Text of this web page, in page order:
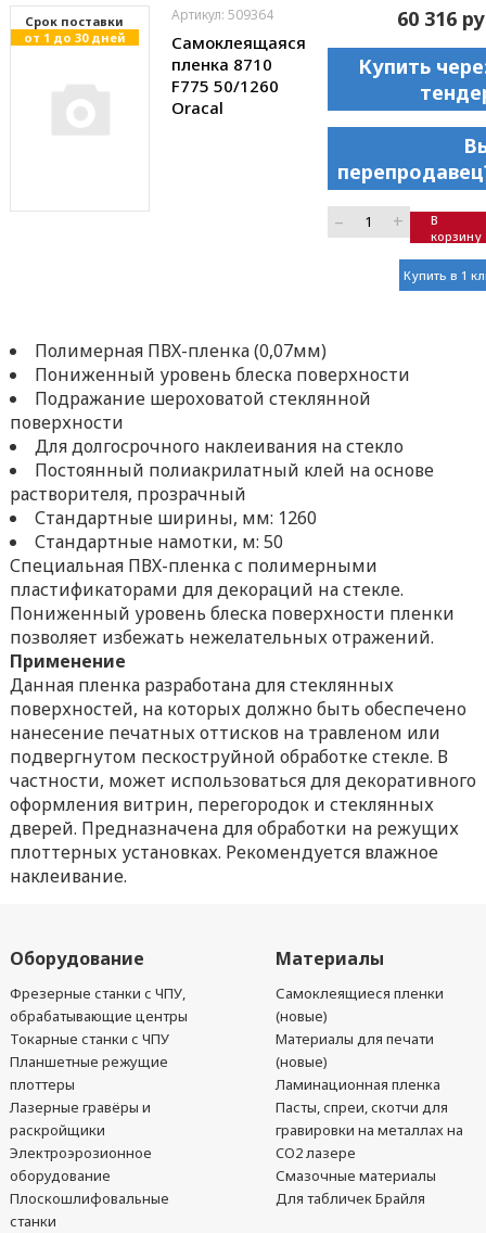
Cрок поставки
от 1 до 30 дней
Артикул: 509364
Самоклеящаяся
пленка 8710
F775 50/1260
Oracal
60 316
Купить
– +
В
корзину
Купить в 1
Полимерная ПВХ-пленка (0,07мм)
Пониженный уровень блеска поверхности
Подражание шероховатой стеклянной
поверхности
Для долгосрочного наклеивания на стекло
Постоянный полиакрилатный клей на основе
растворителя, прозрачный
Стандартные ширины, мм: 1260
Стандартные намотки, м: 50
Специальная ПВХ-пленка с полимерными
пластификаторами для декораций на стекле.
Пониженный уровень блеска поверхности пленки
позволяет избежать нежелательных отражений.
Применение
Данная пленка разработана для стеклянных
поверхностей, на которых должно быть обеспечено
нанесение печатных оттисков на травленом или
подвергнутом пескоструйной обработке стекле. В
частности, может использоваться для декоративного
оформления витрин, перегородок и стеклянных
дверей. Предназначена для обработки на режущих
плоттерных установках. Рекомендуется влажное
наклеивание.
Оборудование
Фрезерные станки с ЧПУ,
обрабатывающие центры
Токарные станки с ЧПУ
Планшетные режущие
плоттеры
Лазерные гравёры и
раскройщики
Электроэрозионное
оборудование
Плоскошлифовальные
станки
Материалы
Самоклеящиеся пленки
(новые)
Материалы для печати
(новые)
Ламинационная пленка
Пасты, спреи, скотчи для
гравировки на металлах на
CO2 лазере
Смазочные материалы
Для табличек Брайля